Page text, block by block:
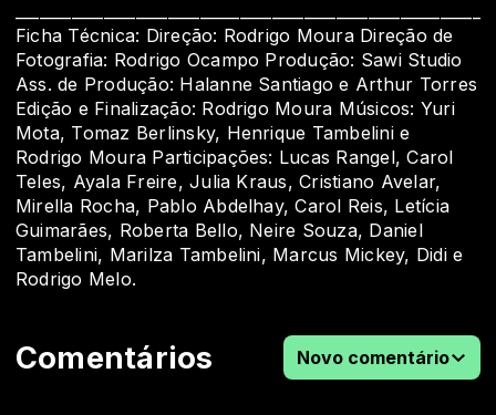
Ficha Técnica: Direção: Rodrigo Moura Direção de
Fotografia: Rodrigo Ocampo Produção: Sawi Studio
Ass. de Produção: Halanne Santiago e Arthur Torres
Edição e Finalização: Rodrigo Moura Músicos: Yuri
Mota, Tomaz Berlinsky, Henrique Tambelini e
Rodrigo Moura Participações: Lucas Rangel, Carol
Teles, Ayala Freire, Julia Kraus, Cristiano Avelar,
Mirella Rocha, Pablo Abdelhay, Carol Reis, Letícia
Guimarães, Roberta Bello, Neire Souza, Daniel
Tambelini, Marilza Tambelini, Marcus Mickey, Didi e
Rodrigo Melo.
Comentários Novo comentário